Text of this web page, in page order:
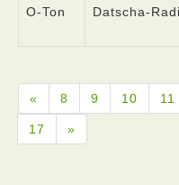
O-Ton Datscha-
« 8 9 10 11
17 »